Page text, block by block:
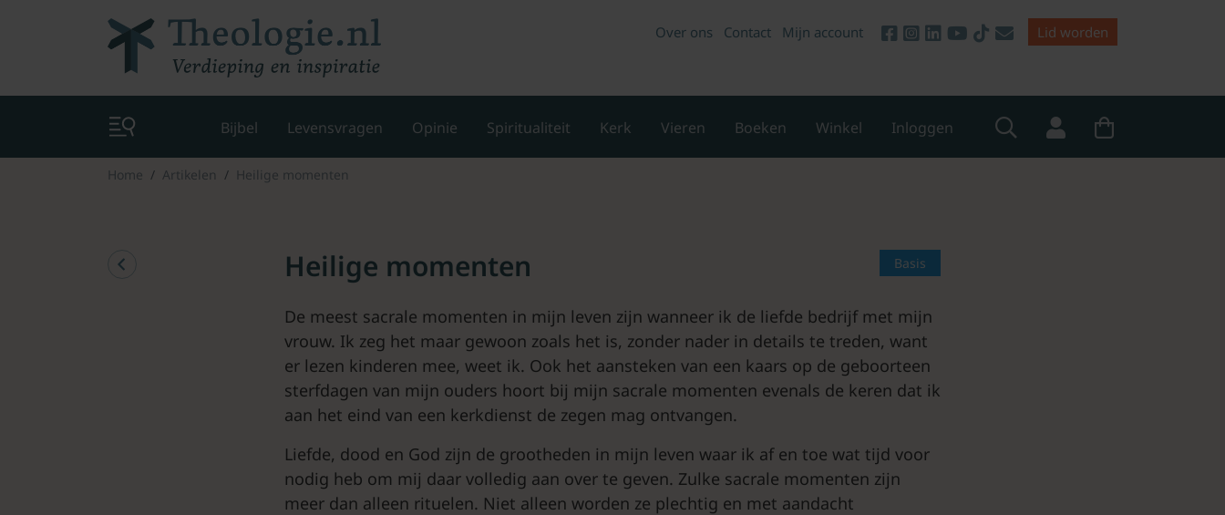
Over ons Contact Mijn account Lid worden
Bijbel Levensvragen Opinie Spiritualiteit Kerk Vieren Boeken Winkel Inloggen
Home Artikelen Heilige momenten
Basis
Heilige momenten
De meest sacrale momenten in mijn leven zijn wanneer ik de liefde bedrijf met mijn
vrouw. Ik zeg het maar gewoon zoals het is, zonder nader in details te treden, want
er lezen kinderen mee, weet ik. Ook het aansteken van een kaars op de geboorteen
sterfdagen van mijn ouders hoort bij mijn sacrale momenten evenals de keren dat ik
aan het eind van een kerkdienst de zegen mag ontvangen.
Liefde, dood en God zijn de grootheden in mijn leven waar ik af en toe wat tijd voor
nodig heb om mij daar volledig aan over te geven. Zulke sacrale momenten zijn
meer dan alleen rituelen. Niet alleen worden ze plechtig en met aandacht